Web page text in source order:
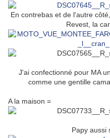
En contrebas et de l'autre
Revest, la
J'ai confectionné pour MA
comme une gentille
A la maison =
Papy aussi